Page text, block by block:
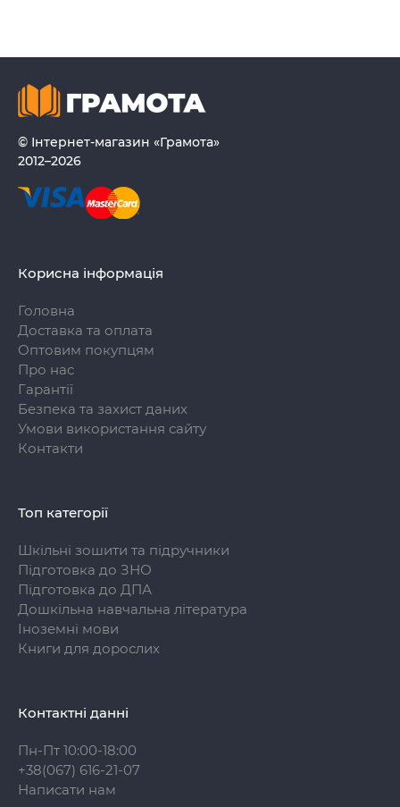
© Інтернет-магазин «Грамота»
2012–2026
Корисна інформація
Головна
Доставка та оплата
Оптовим покупцям
Про нас
Гарантії
Безпека та захист даних
Умови використання сайту
Контакти
Топ категорії
Шкільні зошити та підручники
Підготовка до ЗНО
Підготовка до ДПА
Дошкільна навчальна література
Іноземні мови
Книги для дорослих
Контактні данні
Пн-Пт 10:00-18:00
+38(067) 616-21-07
Написати нам